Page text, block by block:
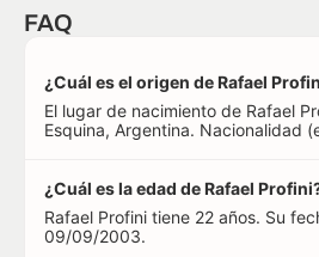
FAQ
¿Cuál es el origen de Rafael
El lugar de nacimiento de Rafael
Esquina, Argentina. Nacionalidad
¿Cuál es la edad de Rafael
Rafael Profini tiene 22 años. Su
09/09/2003.